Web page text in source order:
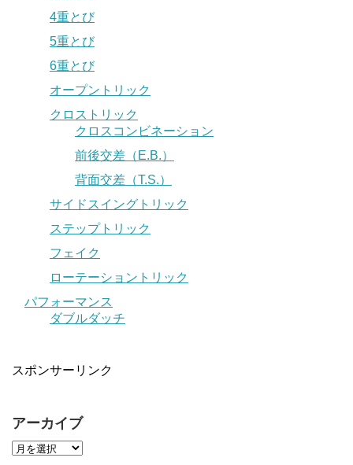
4重とび
5重とび
6重とび
オープントリック
クロストリック
クロスコンビネーション
前後交差（E.B.）
背面交差（T.S.）
サイドスイングトリック
ステップトリック
フェイク
ローテーショントリック
パフォーマンス
ダブルダッチ
スポンサーリンク
アーカイブ